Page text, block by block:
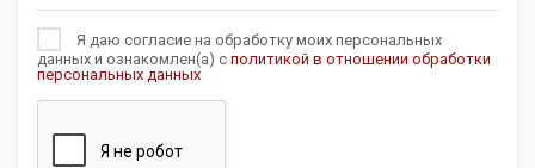
Я даю согласие на обработку моих персональных
данных и ознакомлен(а) с политикой в отношении обработки
персональных данных